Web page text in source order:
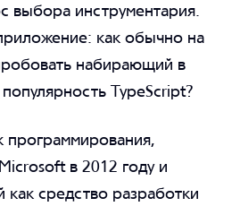
выбора инструментария.
как обычно на
набирающий в
TypeScript?
в 2012 году и
средство разработки